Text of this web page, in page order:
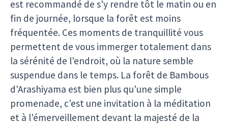
est recommandé de s'y rendre tôt le matin ou en
fin de journée, lorsque la forêt est moins
fréquentée. Ces moments de tranquillité vous
permettent de vous immerger totalement dans
la sérénité de l'endroit, où la nature semble
suspendue dans le temps. La forêt de Bambous
d'Arashiyama est bien plus qu'une simple
promenade, c'est une invitation à la méditation
et à l'émerveillement devant la majesté de la